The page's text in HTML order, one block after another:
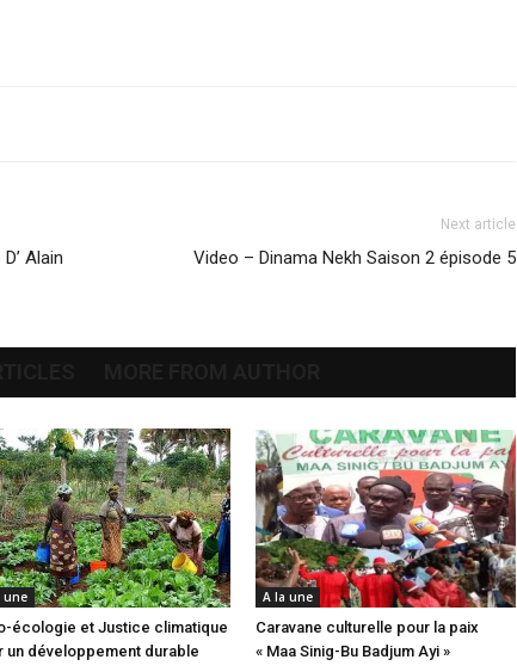
Alain
Next article
Video – Dinama Nekh Saison 2 épisode 5
une
écologie et Justice climatique
un développement durable
A la une
Caravane culturelle pour la paix
« Maa Sinig-Bu Badjum Ayi »